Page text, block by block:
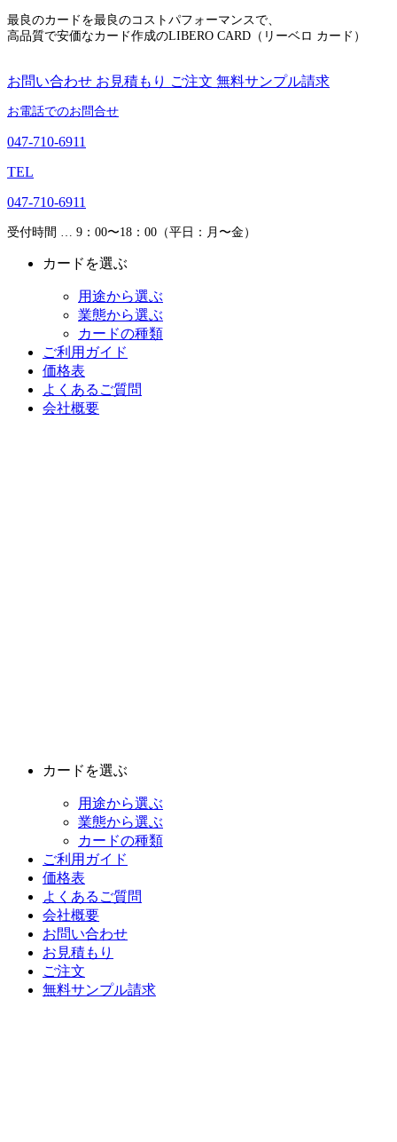
最良のカードを最良のコストパフォーマンスで、
高品質で安価なカード作成のLIBERO CARD（リーベロ カード）
お問い合わせ お見積もり ご注文 無料サンプル請求
お電話でのお問合せ
047-710-6911
TEL
047-710-6911
受付時間 … 9：00〜18：00（平日：月〜金）
カードを選ぶ
用途から選ぶ
業態から選ぶ
カードの種類
ご利用ガイド
価格表
よくあるご質問
会社概要
カードを選ぶ
用途から選ぶ
業態から選ぶ
カードの種類
ご利用ガイド
価格表
よくあるご質問
会社概要
お問い合わせ
お見積もり
ご注文
無料サンプル請求